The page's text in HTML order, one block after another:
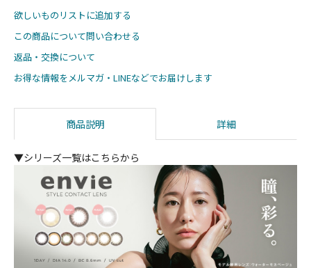
欲しいものリストに追加する
この商品について問い合わせる
返品・交換について
お得な情報をメルマガ・LINEなどでお届けします
商品説明 詳細
▼シリーズ一覧はこちらから